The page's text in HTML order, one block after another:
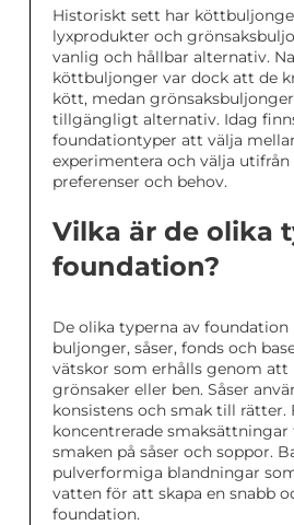
Historiskt sett har
lyxprodukter och
vanlig och hållbar alternativ.
köttbuljonger var dock att de
kött, medan
tillgängligt alternativ. Idag
foundationtyper att välja
experimentera och välja utifrån
preferenser och behov.
Vilka är de olika
foundation?
De olika typerna av foundation
buljonger, såser, fonds och
vätskor som erhålls genom att
grönsaker eller ben. Såser
konsistens och smak till rätter.
koncentrerade
smaken på såser och soppor.
pulverformiga blandningar
vatten för att skapa en snabb
foundation.